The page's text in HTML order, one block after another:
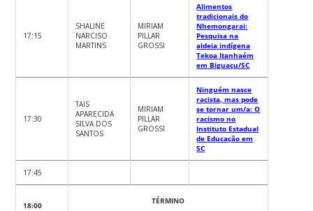
17:15
SHALINE
NARCISO
MARTINS
MIRIAM
PILLAR
GROSSI
Alimentos
tradicionais do
Nhemongarai:
Pesquisa na
aldeia indígena
Tekoa Itanhaém
em Biguaçu/SC
17:30
TAIS
APARECIDA
SILVA DOS
SANTOS
MIRIAM
PILLAR
GROSSI
Ninguém nasce
racista, mas pode
se tornar um/a: O
racismo no
Instituto Estadual
de Educação em
SC
17:45
18:00 TÉRMINO